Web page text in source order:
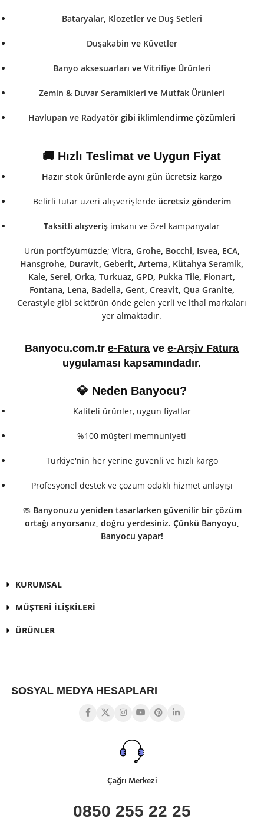
Bataryalar, Klozetlerve Duş Setleri
Duşakabin ve Küvetler
Banyo aksesuarları veVitrifiye Ürünleri
Zemin & Duvar Seramikleri ve Mutfak Ürünleri
Havlupan ve Radyatör gibi iklimlendirme çözümleri
🚚 Hızlı Teslimat ve Uygun Fiyat
Hazır stok ürünlerde aynı gün ücretsiz kargo
Belirli tutar üzeri alışverişlerde ücretsiz gönderim
Taksitli alışveriş imkanı ve özel kampanyalar
Ürün portföyümüzde; Vitra, Grohe, Bocchi, Isvea, ECA,
Hansgrohe, Duravit,Geberit,Artema, Kütahya Seramik,
Kale,Serel, Orka,Turkuaz,GPD, Pukka Tile, Fionart,
Fontana, Lena, Badella, Gent, Creavit, Qua Granite,
Cerastyle gibi sektörün önde gelen yerli ve ithal markaları
yer almaktadır.
Banyocu.com.tre-Fatura vee-Arşiv Fatura
uygulaması kapsamındadır.
💎 Neden Banyocu?
Kaliteli ürünler, uygun fiyatlar
%100 müşteri memnuniyeti
Türkiye'nin her yerine güvenli ve hızlı kargo
Profesyonel destek ve çözüm odaklı hizmet anlayışı
🧼 Banyonuzu yeniden tasarlarken güvenilir bir çözüm
ortağı arıyorsanız, doğru yerdesiniz. Çünkü Banyoyu,
Banyocu yapar!
KURUMSAL
MÜŞTERİ İLİŞKİLERİ
ÜRÜNLER
SOSYAL MEDYA HESAPLARI
Çağrı Merkezi
0850 255 22 25